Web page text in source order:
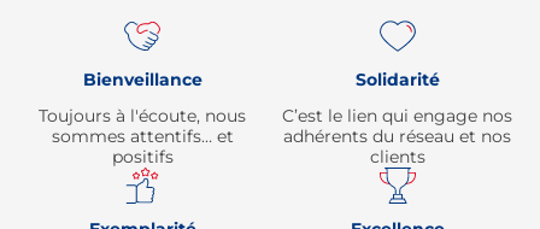
Bienveillance
Toujours à l'écoute, nous
sommes attentifs… et
positifs
Solidarité
C’est le lien qui engage nos
adhérents du réseau et nos
clients